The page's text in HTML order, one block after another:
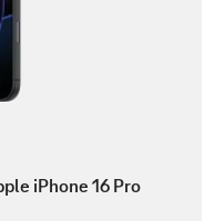
iPhone 16 Pro